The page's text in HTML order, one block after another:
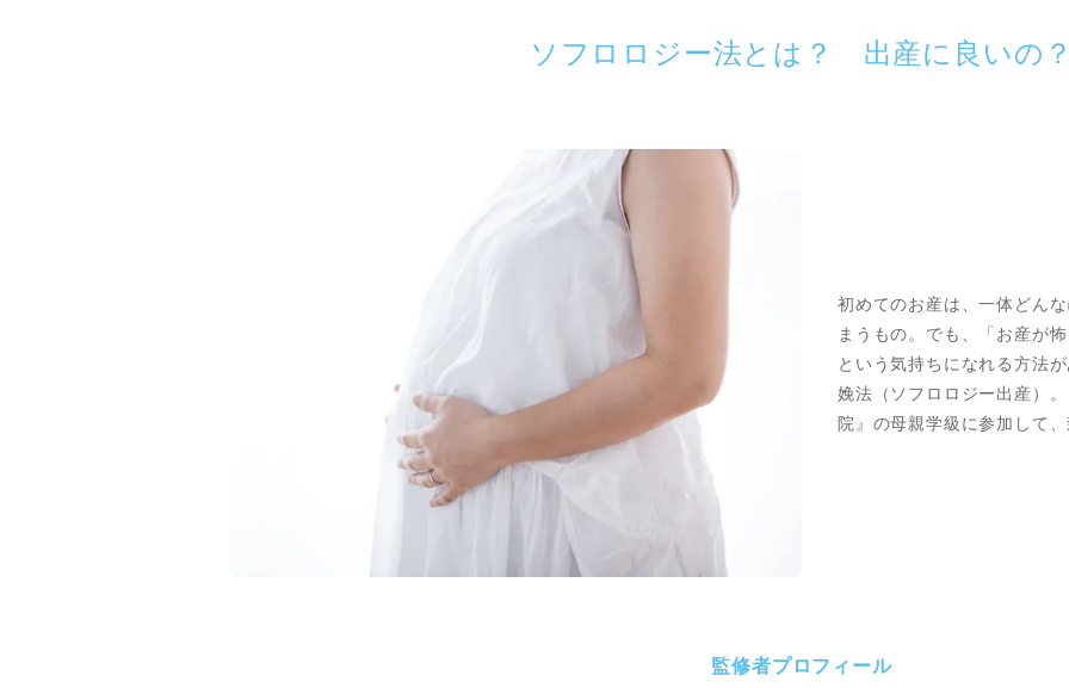
ソフロロジー法とは？ 出産に良いの？
初めてのお産は、一体どん
まうもの。でも、「お産が
という気持ちになれる方法
娩法（ソフロロジー出産）
院』の母親学級に参加して
監修者プロフィール